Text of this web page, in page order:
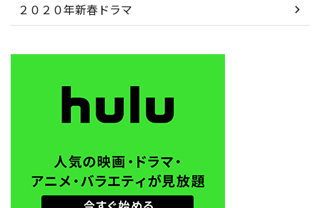
２０２０年新春ドラマ